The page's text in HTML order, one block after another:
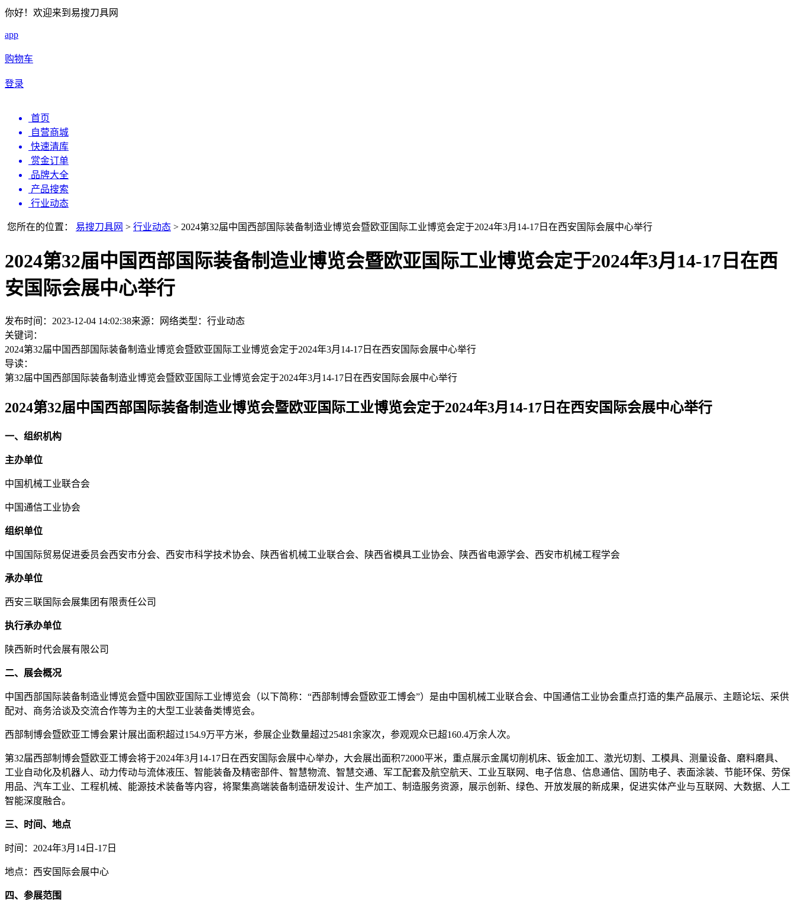
你好！欢迎来到易搜刀具网
app
购物车
登录
首页
自营商城
快速清库
赏金订单
品牌大全
产品搜索
行业动态
您所在的位置： 易搜刀具网 > 行业动态 > 2024第32届中国西部国际装备制造业博览会暨欧亚国际工业博览会定于2024年3月14-17日在西安国际会展中心举行
2024第32届中国西部国际装备制造业博览会暨欧亚国际工业博览会定于2024年3月14-17日在西
安国际会展中心举行
发布时间：2023-12-04 14:02:38来源：网络类型： 行业动态
关键词：
2024第32届中国西部国际装备制造业博览会暨欧亚国际工业博览会定于2024年3月14-17日在西安国际会展中心举行
导读：
第32届中国西部国际装备制造业博览会暨欧亚国际工业博览会定于2024年3月14-17日在西安国际会展中心举行
2024第32届中国西部国际装备制造业博览会暨欧亚国际工业博览会定于2024年3月14-17日在西安国际会展中心举行
一、组织机构
主办单位
中国机械工业联合会
中国通信工业协会
组织单位
中国国际贸易促进委员会西安市分会、西安市科学技术协会、陕西省机械工业联合会、陕西省模具工业协会、陕西省电源学会、西安市机械工程学会
承办单位
西安三联国际会展集团有限责任公司
执行承办单位
陕西新时代会展有限公司
二、展会概况
中国西部国际装备制造业博览会暨中国欧亚国际工业博览会（以下简称：“西部制博会暨欧亚工博会”）是由中国机械工业联合会、中国通信工业协会重点打造的集产品展示、主题论坛、采供
配对、商务洽谈及交流合作等为主的大型工业装备类博览会。
西部制博会暨欧亚工博会累计展出面积超过154.9万平方米，参展企业数量超过25481余家次，参观观众已超160.4万余人次。
第32届西部制博会暨欧亚工博会将于2024年3月14-17日在西安国际会展中心举办，大会展出面积72000平米，重点展示金属切削机床、钣金加工、激光切割、工模具、测量设备、磨料磨具、
工业自动化及机器人、动力传动与流体液压、智能装备及精密部件、智慧物流、智慧交通、军工配套及航空航天、工业互联网、电子信息、信息通信、国防电子、表面涂装、节能环保、劳保
用品、汽车工业、工程机械、能源技术装备等内容，将聚集高端装备制造研发设计、生产加工、制造服务资源，展示创新、绿色、开放发展的新成果，促进实体产业与互联网、大数据、人工
智能深度融合。
三、时间、地点
时间：2024年3月14日-17日
地点：西安国际会展中心
四、参展范围